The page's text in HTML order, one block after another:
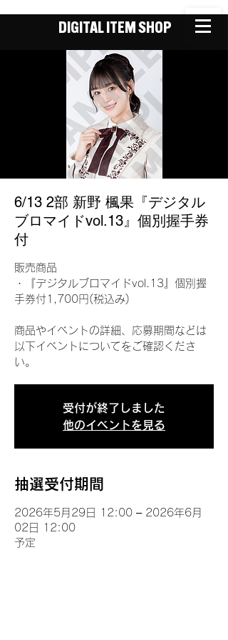
DIGITAL ITEM SHOP
6/13 2部 新野 楓果『デジタル
ブロマイドvol.13』個別握手券
付
販売商品
・『デジタルブロマイドvol.13』個別握
手券付1,700円(税込み)
商品やイベントの詳細、応募期間などは
以下イベントについてをご確認くださ
い。
受付が終了しました
他のイベントを見る
抽選受付期間
2026年5月29日 12:00 – 2026年6月
02日 12:00
予定